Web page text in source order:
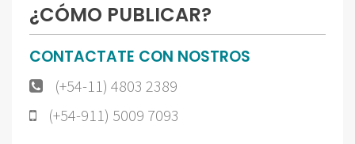
¿CÓMO PUBLICAR?
CONTACTATE CON NOSTROS
(+54-11) 4803 2389
(+54-911) 5009 7093